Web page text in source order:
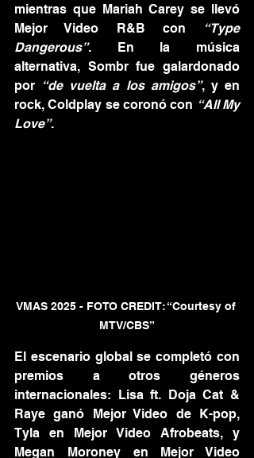
mientras que Mariah Carey se llevó
Mejor Video R&B con
“Type
Dangerous”. En la música
alternativa, Sombr fue galardonado
por “de vuelta a los amigos”, y en
rock, Coldplay se coronó con “All My
Love”.
VMAS 2025 - FOTO CREDIT: “Courtesy of
MTV/CBS”
El escenario global se completó con
premios a otros géneros
internacionales: Lisa ft. Doja Cat &
Raye ganó Mejor Video de K-pop,
Tyla en Mejor Video Afrobeats, y
Megan Moroney en Mejor Video